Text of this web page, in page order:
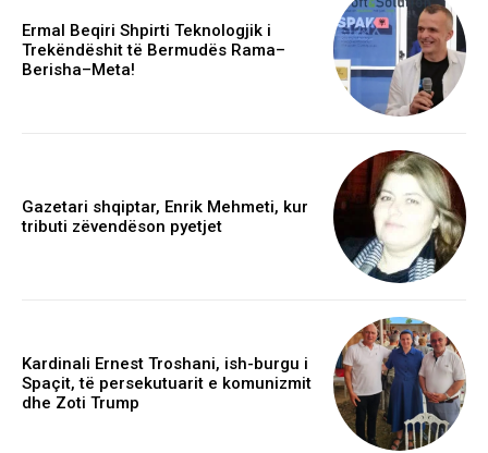
Ermal Beqiri Shpirti Teknologjik i
Trekëndëshit të Bermudës Rama–
Berisha–Meta!
Gazetari shqiptar, Enrik Mehmeti, kur
tributi zëvendëson pyetjet
Kardinali Ernest Troshani, ish-burgu i
Spaçit, të persekutuarit e komunizmit
dhe Zoti Trump